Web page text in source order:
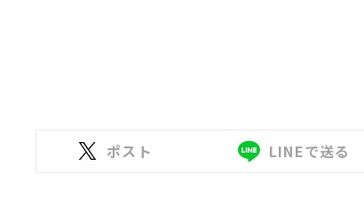
ポスト LINEで送る